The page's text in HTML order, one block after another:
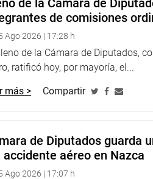
de comisiones
Ago 2026 | 17:28 h
de la Cámara de Diputados,
ratificó hoy, por mayoría, el...
más > Compartir
de Diputados guarda
accidente aéreo en Nazca
Ago 2026 | 17:07 h